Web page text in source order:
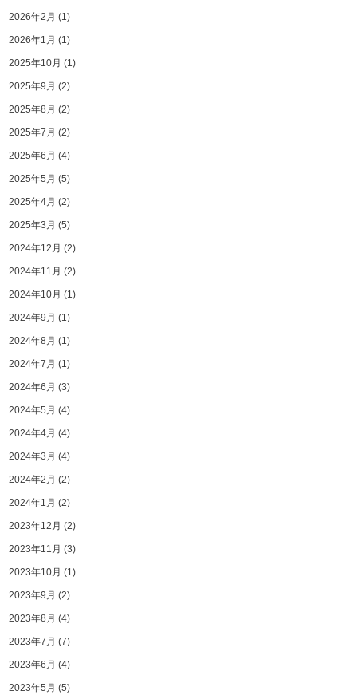
2026年2月 (1)
2026年1月 (1)
2025年10月 (1)
2025年9月 (2)
2025年8月 (2)
2025年7月 (2)
2025年6月 (4)
2025年5月 (5)
2025年4月 (2)
2025年3月 (5)
2024年12月 (2)
2024年11月 (2)
2024年10月 (1)
2024年9月 (1)
2024年8月 (1)
2024年7月 (1)
2024年6月 (3)
2024年5月 (4)
2024年4月 (4)
2024年3月 (4)
2024年2月 (2)
2024年1月 (2)
2023年12月 (2)
2023年11月 (3)
2023年10月 (1)
2023年9月 (2)
2023年8月 (4)
2023年7月 (7)
2023年6月 (4)
2023年5月 (5)